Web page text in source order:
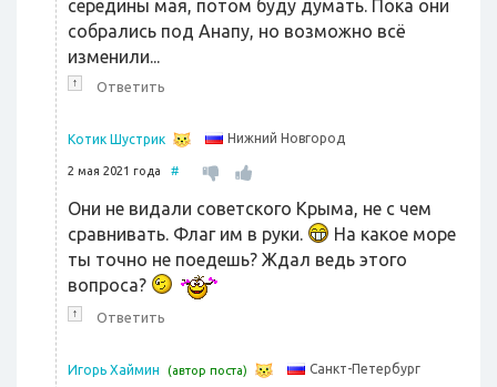
середины мая, потом буду думать. Пока они
собрались под Анапу, но возможно всё
изменили...
↑ Ответить
Котик Шустрик Нижний Новгород
2 мая 2021 года #
Они не видали советского Крыма, не с чем
сравнивать. Флаг им в руки.
На какое море
ты точно не поедешь? Ждал ведь этого
вопроса?
↑ Ответить
Игорь Хаймин (автор поста) Санкт-Петербург